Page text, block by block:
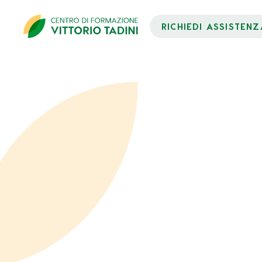
RICHIEDI
Dati Partecipante